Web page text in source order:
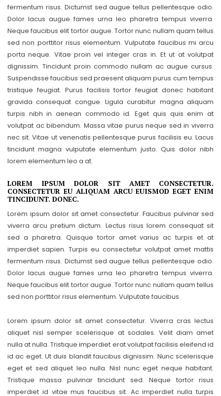
fermentum risus. Dictumst sed augue tellus pellentesque odio.
Dolor lacus augue fames urna leo pharetra tempus viverra.
Neque faucibus elit tortor augue. Tortor nunc nullam quam tellus
sed non porttitor risus elementum. Vulputate faucibus mi arcu
porta neque. Vitae proin vel integer cras in. Et ut at volutpat
dignissim. Tincidunt proin commodo nullam ac augue cursus.
Suspendisse faucibus sed praesent aliquam purus cum tempus
tristique feugiat. Purus facilisis tortor feugiat donec habitant
gravida consequat congue. Ligula curabitur magna aliquam
turpis nibh in aenean commodo id. Eget quis quis enim at
volutpat ac bibendum. Massa vitae purus neque sed in viverra
nec sit. Vitae ut venenatis pellentesque purus facilisis eu. Lacus
tincidunt magna vulputate elementum justo. Quis dolor nibh
lorem elementum leo a at.
LOREM IPSUM DOLOR SIT AMET CONSECTETUR.
CONSECTETUR EU ALIQUAM ARCU EUISMOD EGET ENIM
TINCIDUNT. DONEC.
Lorem ipsum dolor sit amet consectetur. Faucibus pulvinar sed
viverra arcu pretium dictum. Lectus risus lorem consequat sit
sed a pharetra. Quisque tortor amet varius ac turpis et at
imperdiet sapien. Turpis eu consectetur volutpat amet mattis
fermentum risus. Dictumst sed augue tellus pellentesque odio.
Dolor lacus augue fames urna leo pharetra tempus viverra.
Neque faucibus elit tortor augue. Tortor nunc nullam quam tellus
sed non porttitor risus elementum. Vulputate faucibus
Lorem ipsum dolor sit amet consectetur. Viverra cras lectus
aliquet nisl semper scelerisque at sodales. Velit diam amet
nulla at nulla. Tristique imperdiet erat volutpat facilisis eleifend id
id ac eget. Ut duis blandit faucibus dignissim. Nunc scelerisque
eget et sed aliquet leo nulla. Nisl nunc eget neque habitant.
Tristique massa pulvinar tincidunt sed. Neque tortor risus
imperdiet id vitae mus faucibus sit. Ac imperdiet nulla turpis